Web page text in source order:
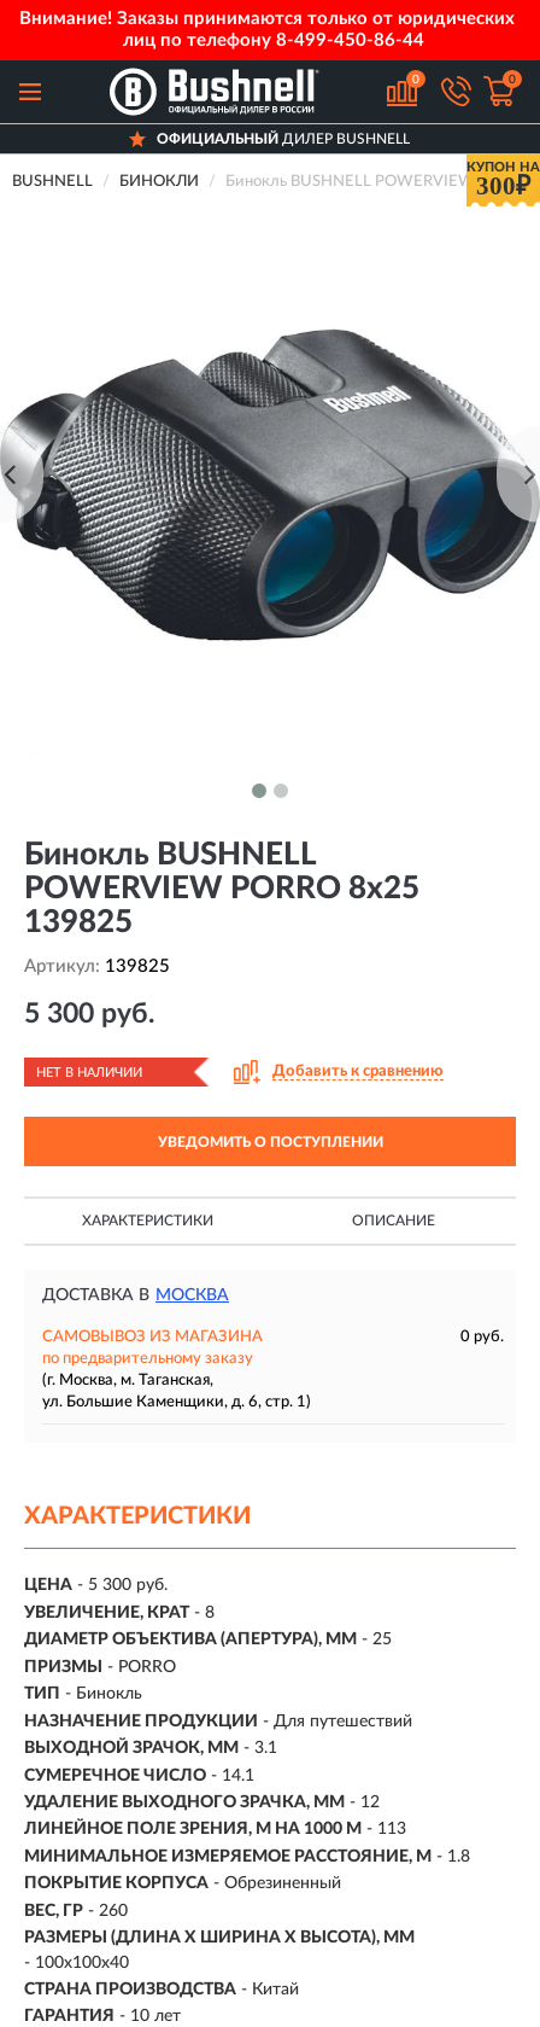
Внимание! Заказы принимаются только от юридических
лиц по телефону 8-499-450-86-44
0 0
ОФИЦИАЛЬНЫЙДИЛЕР BUSHNELL
КУПОН НА
300₽
BUSHNELL БИНОКЛИ Бинокль BUSHNELL POWERVIEW PORRO
Бинокль BUSHNELL
POWERVIEW PORRO 8x25
139825
Артикул: 139825
5 300 руб.
НЕТ В НАЛИЧИИ Добавить к сравнению
УВЕДОМИТЬ О ПОСТУПЛЕНИИ
ХАРАКТЕРИСТИКИ ОПИСАНИЕ
ДОСТАВКА В МОСКВА
САМОВЫВОЗ ИЗ МАГАЗИНА
0 руб.
по предварительному заказу
(г. Москва, м. Таганская,
ул. Большие Каменщики, д. 6, стр. 1)
ХАРАКТЕРИСТИКИ
ЦЕНА - 5 300 руб.
УВЕЛИЧЕНИЕ, КРАТ - 8
ДИАМЕТР ОБЪЕКТИВА (АПЕРТУРА), ММ - 25
ПРИЗМЫ
- PORRO
ТИП - Бинокль
НАЗНАЧЕНИЕ ПРОДУКЦИИ - Для путешествий
ВЫХОДНОЙ ЗРАЧОК, ММ - 3.1
СУМЕРЕЧНОЕ ЧИСЛО - 14.1
УДАЛЕНИЕ ВЫХОДНОГО ЗРАЧКА, ММ - 12
ЛИНЕЙНОЕ ПОЛЕ ЗРЕНИЯ, М НА 1000 М - 113
МИНИМАЛЬНОЕ ИЗМЕРЯЕМОЕ РАССТОЯНИЕ, М - 1.8
ПОКРЫТИЕ КОРПУСА - Обрезиненный
ВЕС, ГР - 260
РАЗМЕРЫ (ДЛИНА X ШИРИНА X ВЫСОТА), ММ
- 100х100х40
СТРАНА ПРОИЗВОДСТВА - Китай
ГАРАНТИЯ - 10 лет